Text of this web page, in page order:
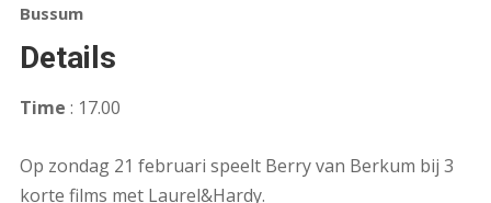
Bussum
Details
Time : 17.00
Op zondag 21 februari speelt Berry van Berkum bij 3
korte films met Laurel&Hardy.